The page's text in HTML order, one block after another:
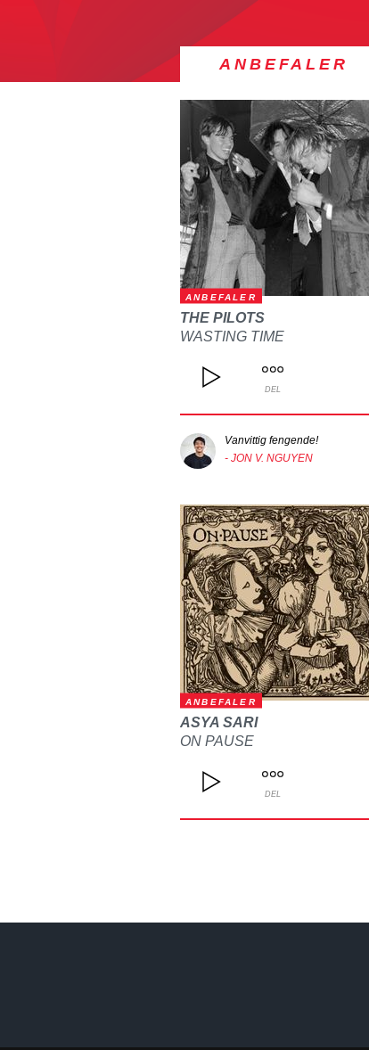
ANBEFALER
ANBEFALER
THE PILOTS
WASTING TIME
DEL
Vanvittig fengende!
- JON V. NGUYEN
ANBEFALER
ASYA SARI
ON PAUSE
DEL